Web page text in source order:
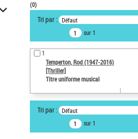
VOTRE RECHERCHE
Recherche avancée dans les
notices d’autorité
Œuvres liées à l'auteur :
Temperton, Rod (1947-2016)
Auteur d’œuvre
ne s'applique pas
Statut de la notice d’autorité
(0)
Tri par : Défaut
sur 1
1
Temperton, Rod (1947-2016)
[Thriller]
Titre uniforme musical
Tri par : Défaut
sur 1